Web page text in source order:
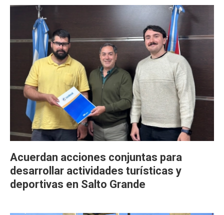
Acuerdan acciones conjuntas para
desarrollar actividades turísticas y
deportivas en Salto Grande